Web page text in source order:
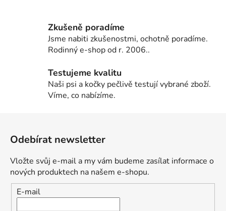
Zkušeně poradíme
Jsme nabiti zkušenostmi, ochotně poradíme.
Rodinný e-shop od r. 2006..
Testujeme kvalitu
Naši psi a kočky pečlivě testují vybrané zboží.
Víme, co nabízíme.
Odebírat newsletter
Vložte svůj e-mail a my vám budeme zasílat informace o
nových produktech na našem e-shopu.
E-mail